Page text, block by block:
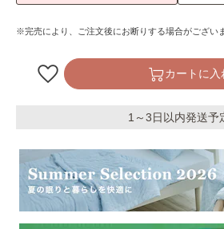
※完売により、ご注文後にお断りする場合がござい
カートに入
1～3日以内発送予